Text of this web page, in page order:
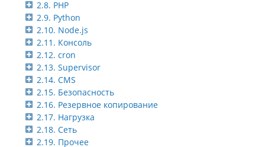
2.8. PHP
2.9. Python
2.10. Node.js
2.11. Консоль
2.12. cron
2.13. Supervisor
2.14. CMS
2.15. Безопасность
2.16. Резервное копирование
2.17. Нагрузка
2.18. Сеть
2.19. Прочее